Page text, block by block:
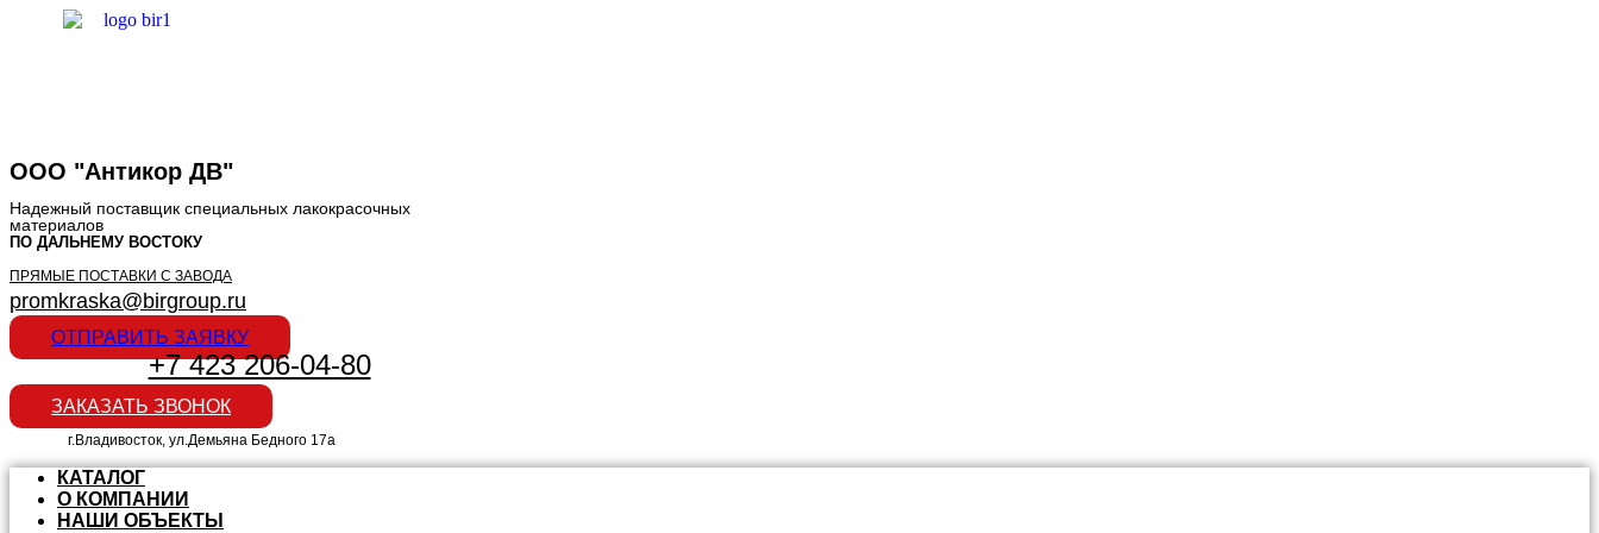
ООО "Антикор ДВ"
Надежный поставщик специальных лакокрасочных
материалов
ПО ДАЛЬНЕМУ ВОСТОКУ
ПРЯМЫЕ ПОСТАВКИ С ЗАВОДА
promkraska@birgroup.ru
ОТПРАВИТЬ ЗАЯВКУ
+7 423 206-04-80
ЗАКАЗАТЬ ЗВОНОК
г.Владивосток, ул.Демьяна Бедного 17а
КАТАЛОГ
О КОМПАНИИ
НАШИ ОБЪЕКТЫ